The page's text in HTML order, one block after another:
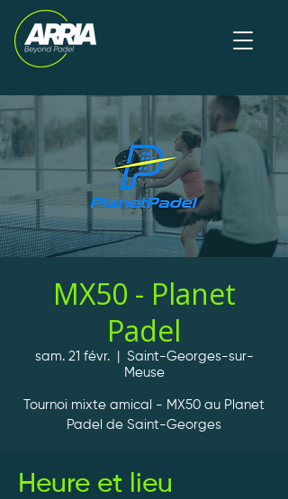
MX50 - Planet
Padel
sam. 21 févr.
  |
Saint-Georges-sur-
Meuse
Tournoi mixte amical - MX50 au Planet
Padel de Saint-Georges
Heure et lieu